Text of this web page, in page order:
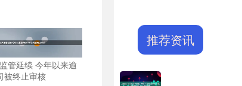
管延续 今年以来逾
被终止审核
推荐资讯